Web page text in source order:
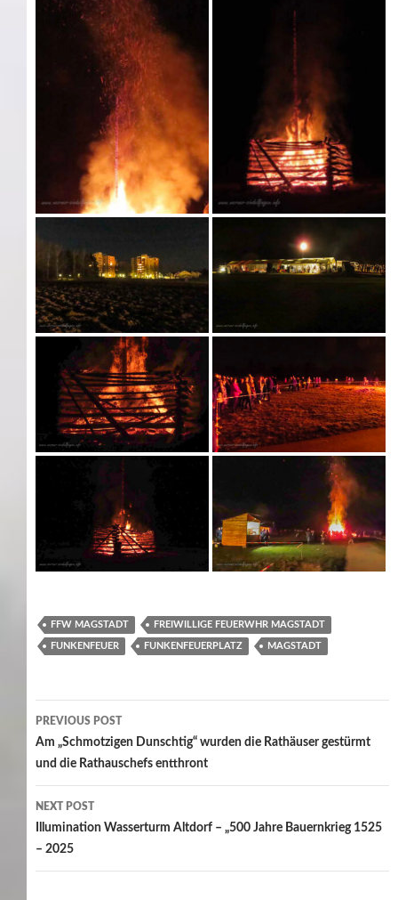
FFW MAGSTADT FREIWILLIGE FEUERWHR MAGSTADT
FUNKENFEUER FUNKENFEUERPLATZ MAGSTADT
Post
navigation
PREVIOUS POST
Am „Schmotzigen Dunschtig“ wurden die Rathäuser gestürmt
und die Rathauschefs entthront
NEXT POST
Illumination Wasserturm Altdorf – „500 Jahre Bauernkrieg 1525
– 2025